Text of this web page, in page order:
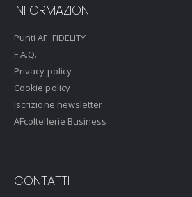
INFORMAZIONI
Punti AF_FIDELITY
F.A.Q.
Privacy policy
Cookie policy
Iscrizione newsletter
AFcoltellerie Business
CONTATTI